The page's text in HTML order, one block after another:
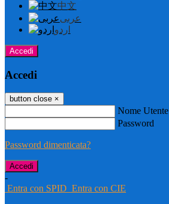
中文
عربى
اردو
Accedi
Accedi
button close ×
Nome Utente
Password
Password dimenticata?
-
Entra con SPID Entra con CIE